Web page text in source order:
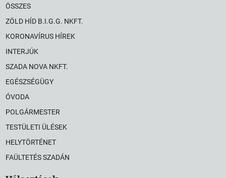
ÖSSZES
ZÖLD HÍD B.I.G.G. NKFT.
KORONAVÍRUS HÍREK
INTERJÚK
SZADA NOVA NKFT.
EGÉSZSÉGÜGY
ÓVODA
POLGÁRMESTER
TESTÜLETI ÜLÉSEK
HELYTÖRTÉNET
FAÜLTETÉS SZADÁN